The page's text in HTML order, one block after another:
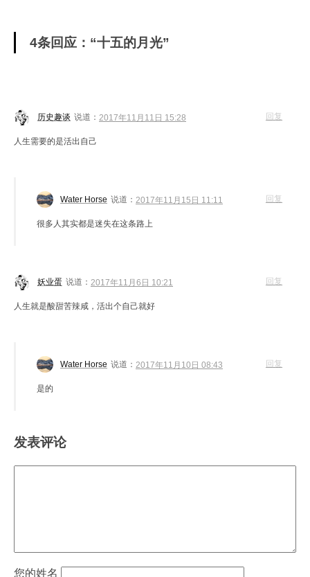
4条回应：“十五的月光”
历史趣谈 说道： 2017年11月11日 15:28
人生需要的是活出自己
回复
Water Horse 说道： 2017年11月15日 11:11
很多人其实都是迷失在这条路上
回复
妖业蛋 说道： 2017年11月6日 10:21
人生就是酸甜苦辣咸，活出个自己就好
回复
Water Horse 说道： 2017年11月10日 08:43
是的
回复
发表评论
姓名